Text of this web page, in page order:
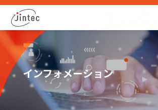
インフォメーション